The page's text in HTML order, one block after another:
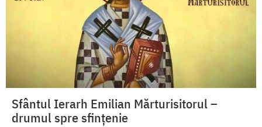
Sfântul Ierarh Emilian Mărturisitorul –
drumul spre sfințenie